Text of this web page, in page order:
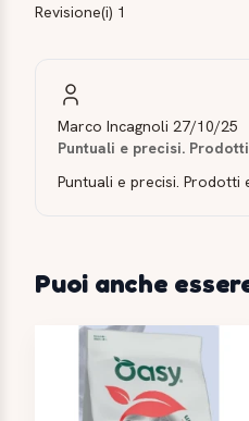
Revisione(i) 1
Marco Incagnoli 27/10/25
Puntuali e precisi.
Puntuali e precisi. Prodotti
Puoi anche